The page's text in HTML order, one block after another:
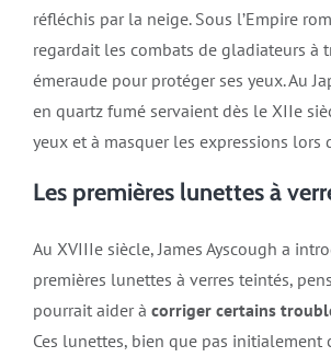
réfléchis par la neige. Sous l’Empire
regardait les combats de gladiateurs à
émeraude pour protéger ses yeux. Au
en quartz fumé servaient dès le XIIe
yeux et à masquer les expressions lors
Les premières lunettes à
Au XVIIIe siècle, James Ayscough a
premières lunettes à verres teintés,
pourrait aider à corriger certains
Ces lunettes, bien que pas initialement